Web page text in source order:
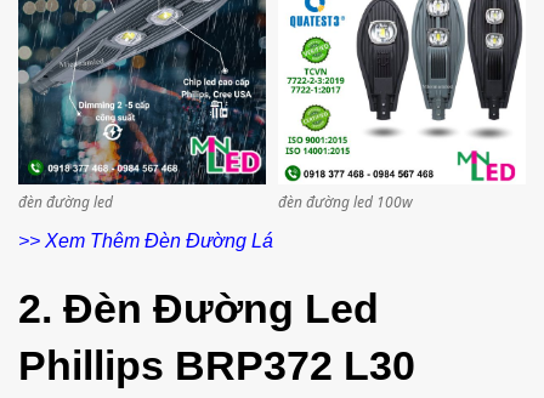
đèn đường led
đèn đường led 100w
>> Xem Thêm Đèn Đường Lá
2. Đèn Đường Led
Phillips BRP372 L30